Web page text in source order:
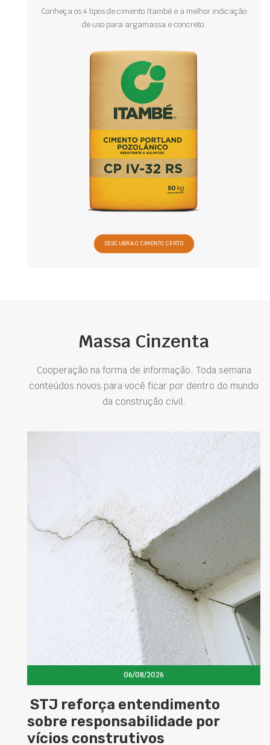
Conheça os 4 tipos de cimento Itambé e a melhor indicação
de uso para argamassa e concreto.
DESCUBRA O CIMENTO CERTO
Massa Cinzenta
Cooperação na forma de informação. Toda semana
conteúdos novos para você ficar por dentro do mundo
da construção civil.
06/08/2026
STJ reforça entendimento
sobre responsabilidade por
vícios construtivos